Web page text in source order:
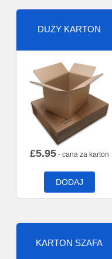
DUŻY KARTON
£5.95- cana za karton
DODAJ
KARTON SZAFA